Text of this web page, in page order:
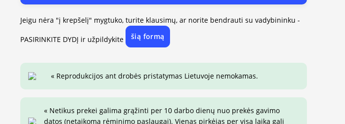
Jeigu nėra "į krepšelį" mygtuko, turite klausimų, ar norite bendrauti su vadybininku -
PASIRINKITE DYDĮ ir užpildykite šią formą
« Reprodukcijos ant drobės pristatymas Lietuvoje nemokamas.
« Netikus prekei galima grąžinti per 10 darbo dienų nuo prekės gavimo
datos (netaikoma rėminimo paslaugai). Vienas pirkėjas per visą laiką gali